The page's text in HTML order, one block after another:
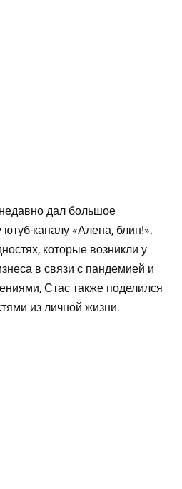
дал большое
каналу «Алена, блин!».
которые возникли у
в связи с пандемией и
Стас также поделился
из личной жизни.